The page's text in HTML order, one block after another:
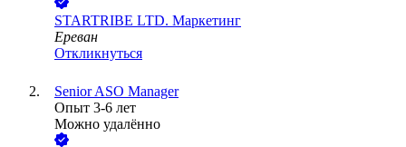
STARTRIBE LTD. Маркетинг
Ереван
Откликнуться
Senior ASO Manager
Опыт 3-6 лет
Можно удалённо